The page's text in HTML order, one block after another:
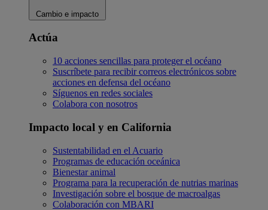
Cambio e impacto
Actúa
10 acciones sencillas para proteger el océano
Suscríbete para recibir correos electrónicos sobre
acciones en defensa del océano
Síguenos en redes sociales
Colabora con nosotros
Impacto local y en California
Sustentabilidad en el Acuario
Programas de educación oceánica
Bienestar animal
Programa para la recuperación de nutrias marinas
Investigación sobre el bosque de macroalgas
Colaboración con MBARI